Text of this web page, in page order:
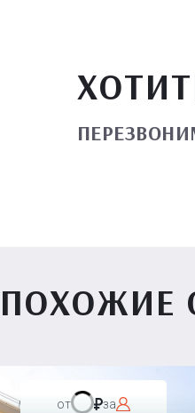
ПОХОЖИЕ
от за